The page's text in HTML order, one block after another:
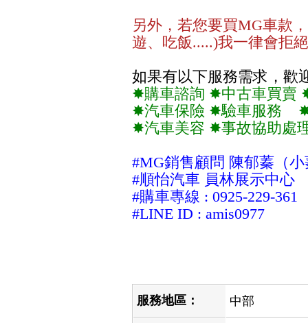
另外，若您要買MG車款
遊、吃飯.....)我一律會拒
如果有以下服務需求，歡
✸購車諮詢 ✸中古車買賣
✸汽車保險 ✸驗車服務
✸汽車美容 ✸事故協助處
#MG銷售顧問 陳郁蓁（
#順怡汽車 員林展示中心
#購車專線 : 0925-229-361
#LINE ID : amis0977
服務地區： 中部